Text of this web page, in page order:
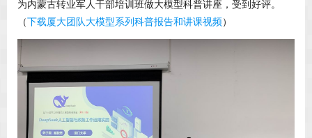
为内蒙古转业军人干部培训班做大模型科普讲座，受到好评。
（下载厦大团队大模型系列科普报告和讲课视频）